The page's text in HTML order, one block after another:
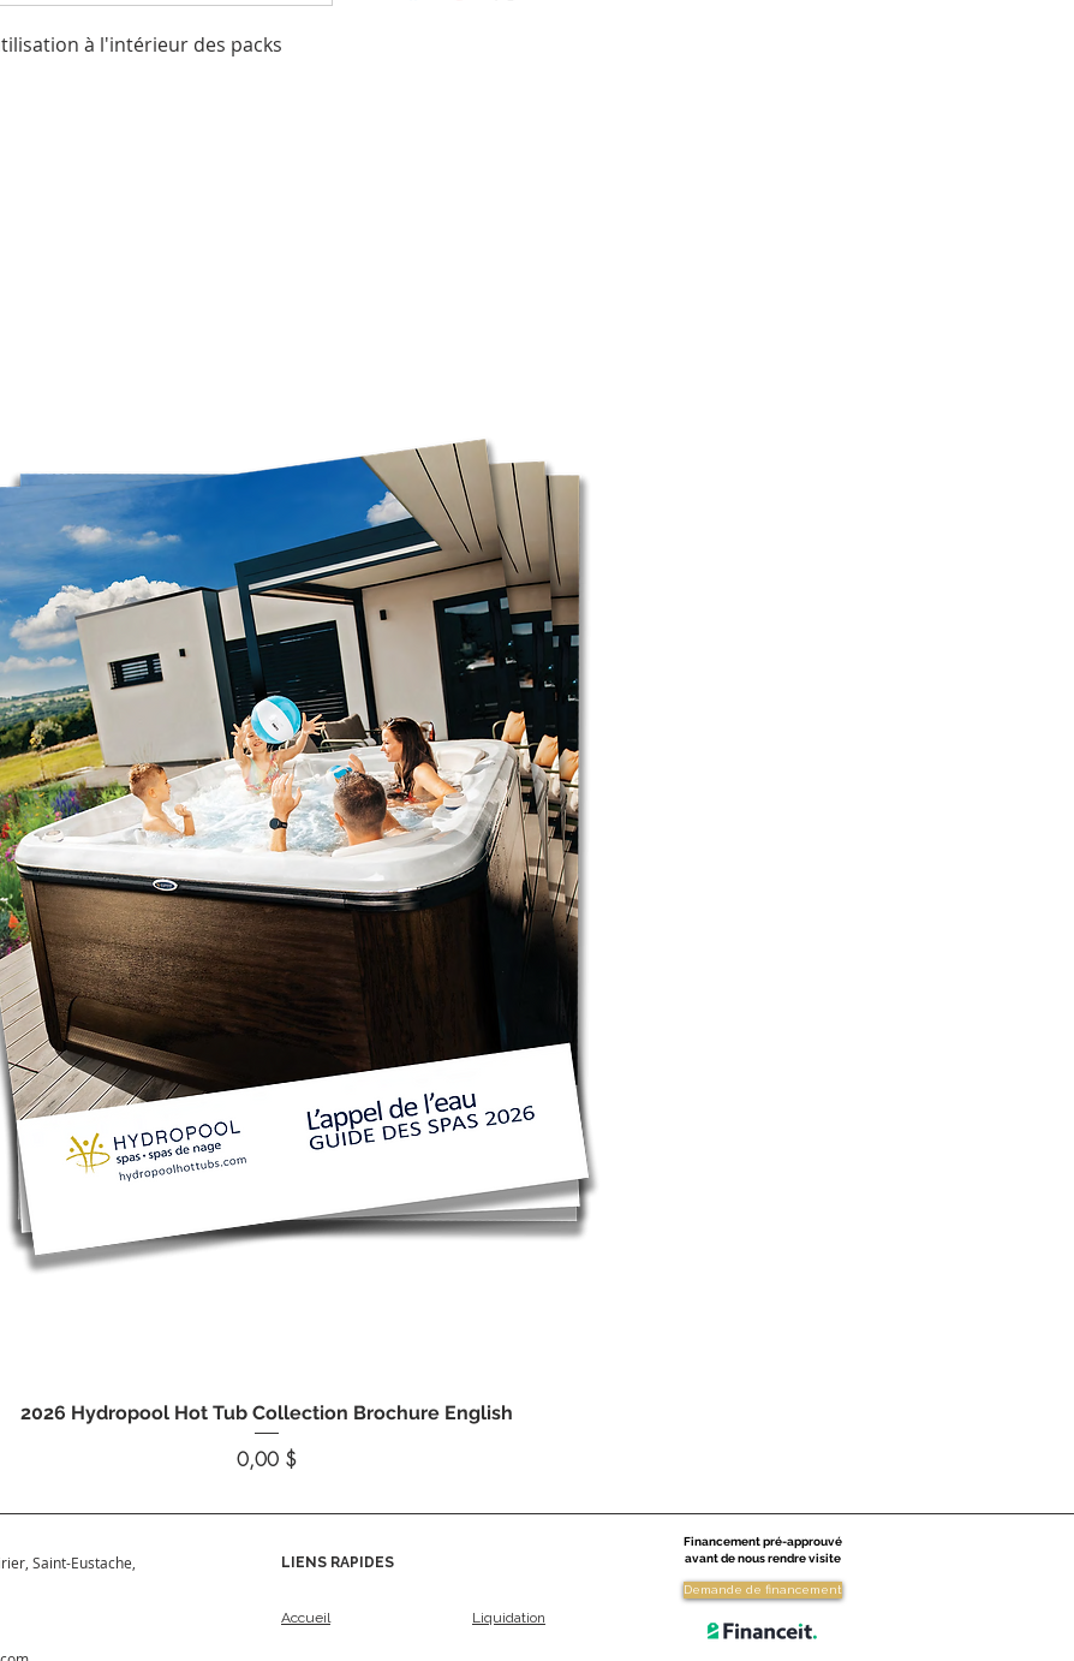
à l'intérieur des packs
Aperçu rapide
2026 Hydropool Hot Tub Collection Brochure English
Prix
0,00 $
Saint-Eustache,
LIENS RAPIDES
Accueil Liquidation
Financement pré-approuvé
avant de nous rendre visite
Demande de financement